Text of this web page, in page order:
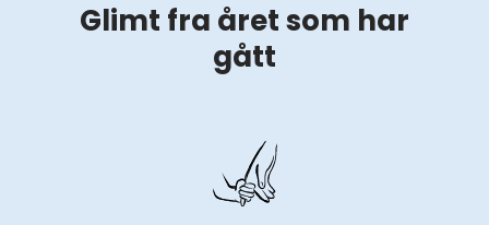
Glimt fra året som har
gått